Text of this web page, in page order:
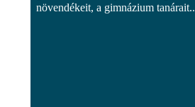
növendékeit, a gimnázium